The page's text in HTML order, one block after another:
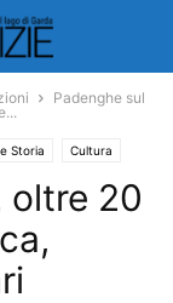
Padenghe sul
Storia Cultura
oltre 20